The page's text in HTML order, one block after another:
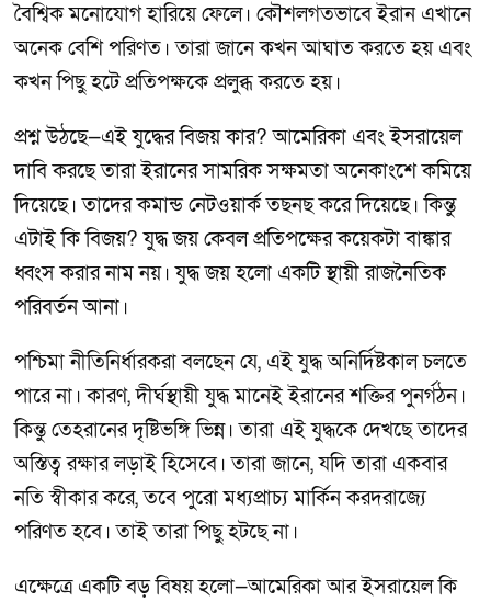
বৈশ্বিক মনোযোগ হারিয়ে ফেলে। কৌশলগতভাবে ইরান এখানে
অনেক বেশি পরিণত। তারা জানে কখন আঘাত করতে হয় এবং
কখন পিছু হটে প্রতিপক্ষকে প্রলুব্ধ করতে হয়।
প্রশ্ন উঠছে—এই যুদ্ধের বিজয় কার? আমেরিকা এবং ইসরায়েল
দাবি করছে তারা ইরানের সামরিক সক্ষমতা অনেকাংশে কমিয়ে
দিয়েছে। তাদের কমান্ড নেটওয়ার্ক তছনছ করে দিয়েছে। কিন্তু
এটাই কি বিজয়? যুদ্ধ জয় কেবল প্রতিপক্ষের কয়েকটা বাঙ্কার
ধ্বংস করার নাম নয়। যুদ্ধ জয় হলো একটি স্থায়ী রাজনৈতিক
পরিবর্তন আনা।
পশ্চিমা নীতিনির্ধারকরা বলছেন যে, এই যুদ্ধ অনির্দিষ্টকাল চলতে
পারে না। কারণ, দীর্ঘস্থায়ী যুদ্ধ মানেই ইরানের শক্তির পুনর্গঠন।
কিন্তু তেহরানের দৃষ্টিভঙ্গি ভিন্ন। তারা এই যুদ্ধকে দেখছে তাদের
অস্তিত্ব রক্ষার লড়াই হিসেবে। তারা জানে, যদি তারা একবার
নতি স্বীকার করে, তবে পুরো মধ্যপ্রাচ্য মার্কিন করদরাজ্যে
পরিণত হবে। তাই তারা পিছু হটছে না।
এক্ষেত্রে একটি বড় বিষয় হলো—আমেরিকা আর ইসরায়েল কি